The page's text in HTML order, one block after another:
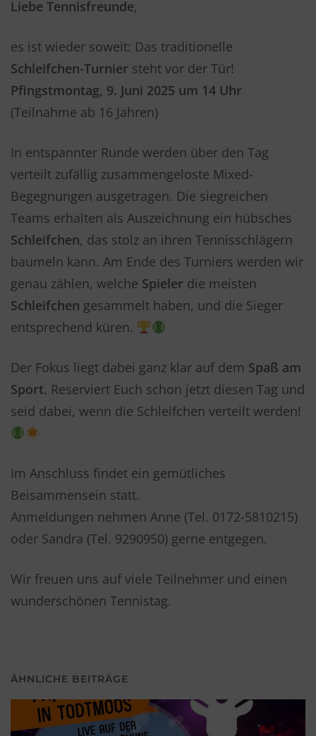
Liebe Tennisfreunde,
es ist wieder soweit: Das traditionelle
Schleifchen-Turnier steht vor der Tür!
Pfingstmontag, 9. Juni 2025 um 14 Uhr
(Teilnahme ab 16 Jahren)
In entspannter Runde werden über den Tag
verteilt zufällig zusammengeloste Mixed-
Begegnungen ausgetragen. Die siegreichen
Teams erhalten als Auszeichnung ein hübsches
Schleifchen, das stolz an ihren Tennisschlägern
baumeln kann. Am Ende des Turniers werden wir
genau zählen, welche Spieler die meisten
Schleifchen gesammelt haben, und die Sieger
entsprechend küren.
Der Fokus liegt dabei ganz klar auf dem Spaß am
Sport. Reserviert Euch schon jetzt diesen Tag und
seid dabei, wenn die Schleifchen verteilt werden!
Im Anschluss findet ein gemütliches
Beisammensein statt.
Anmeldungen nehmen Anne (Tel. 0172-5810215)
oder Sandra (Tel. 9290950) gerne entgegen.
Wir freuen uns auf viele Teilnehmer und einen
wunderschönen Tennistag.
ÄHNLICHE BEITRÄGE